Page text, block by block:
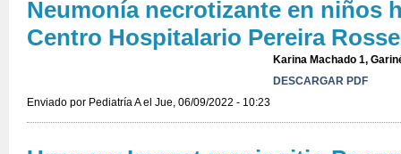
Neumonía necrotizante en niños
Centro Hospitalario Pereira
Enviado por Pediatría Ael Jue, 06/09/2022 - 10:23
Karina Machado 1,
DESCARGAR PDF